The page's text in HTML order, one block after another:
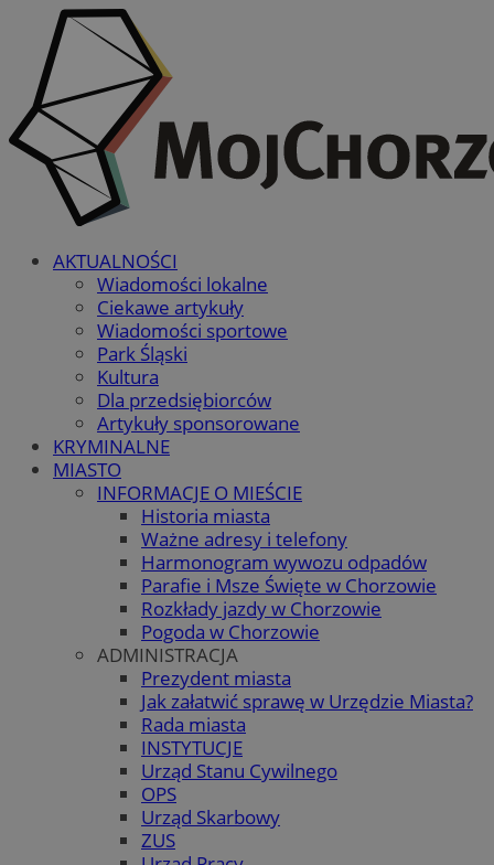
AKTUALNOŚCI
Wiadomości lokalne
Ciekawe artykuły
Wiadomości sportowe
Park Śląski
Kultura
Dla przedsiębiorców
Artykuły sponsorowane
KRYMINALNE
MIASTO
INFORMACJE O MIEŚCIE
Historia miasta
Ważne adresy i telefony
Harmonogram wywozu odpadów
Parafie i Msze Święte w Chorzowie
Rozkłady jazdy w Chorzowie
Pogoda w Chorzowie
ADMINISTRACJA
Prezydent miasta
Jak załatwić sprawę w Urzędzie Miasta?
Rada miasta
INSTYTUCJE
Urząd Stanu Cywilnego
OPS
Urząd Skarbowy
ZUS